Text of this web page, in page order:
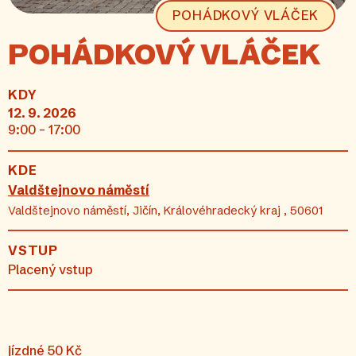
POHÁDKOVÝ VLÁČEK
POHÁDKOVÝ VLÁČEK
KDY
12. 9. 2026
9:00 - 17:00
KDE
Valdštejnovo náměstí
Valdštejnovo náměstí, Jičín, Královéhradecký kraj , 50601
VSTUP
Placený vstup
jízdné 50 Kč